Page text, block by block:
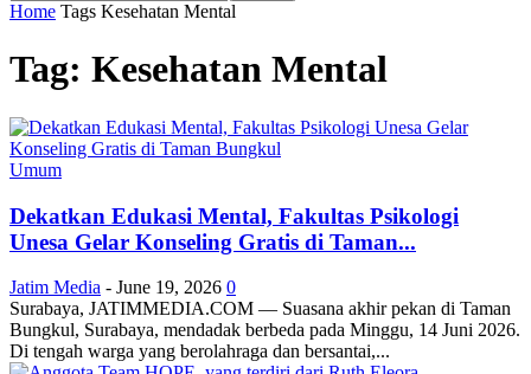
Home Tags Kesehatan Mental
Tag: Kesehatan Mental
Umum
Dekatkan Edukasi Mental, Fakultas Psikologi
Unesa Gelar Konseling Gratis di Taman...
Jatim Media - June 19, 2026 0
Surabaya, JATIMMEDIA.COM — Suasana akhir pekan di Taman
Bungkul, Surabaya, mendadak berbeda pada Minggu, 14 Juni 2026.
Di tengah warga yang berolahraga dan bersantai,...